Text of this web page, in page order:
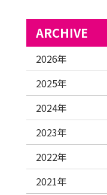
ARCHIVE
2026年
2025年
2024年
2023年
2022年
2021年